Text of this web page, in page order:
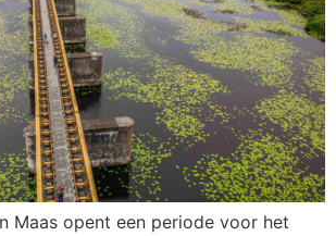
Maas opent een periode voor het